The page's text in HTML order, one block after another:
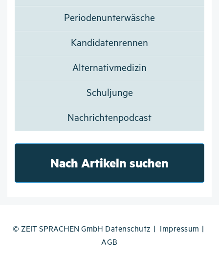
Periodenunterwäsche
Kandidatenrennen
Alternativmedizin
Schuljunge
Nachrichtenpodcast
Nach Artikeln suchen
© ZEIT SPRACHEN GmbH Datenschutz
Impressum
AGB